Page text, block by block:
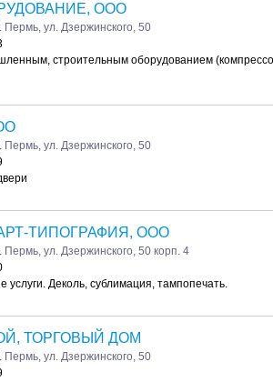
ООО
Пермь, ул. Дзержинского, 50
строительным оборудованием
Пермь, ул. Дзержинского, 50
ТИПОГРАФИЯ, ООО
Пермь, ул. Дзержинского, 50 корп. 4
услуги. Деколь, сублимация, тампопечать.
ТОРГОВЫЙ ДОМ
Пермь, ул. Дзержинского, 50